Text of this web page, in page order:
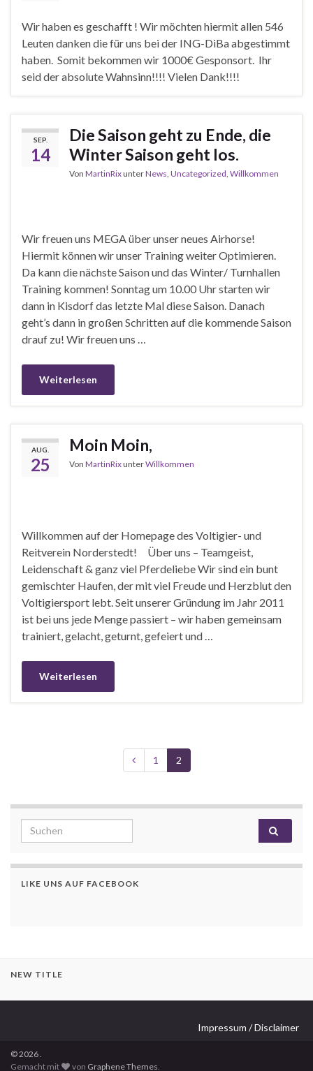
Wir haben es geschafft ! Wir möchten hiermit allen 546
Leuten danken die für uns bei der ING-DiBa abgestimmt
haben. Somit bekommen wir 1000€ Gesponsort. Ihr
seid der absolute Wahnsinn!!!! Vielen Dank!!!!
SEP.
14
Die Saison geht zu Ende, die
Winter Saison geht los.
Von MartinRixunterNews Uncategorized Willkommen
Wir freuen uns MEGA über unser neues Airhorse!
Hiermit können wir unser Training weiter Optimieren.
Da kann die nächste Saison und das Winter/ Turnhallen
Training kommen! Sonntag um 10.00 Uhr starten wir
dann in Kisdorf das letzte Mal diese Saison. Danach
geht’s dann in großen Schritten auf die kommende Saison
drauf zu! Wir freuen uns …
Weiterlesen
AUG.
25
Moin Moin,
Von MartinRixunterWillkommen
Willkommen auf der Homepage des Voltigier- und
Reitverein Norderstedt! Über uns – Teamgeist,
Leidenschaft & ganz viel Pferdeliebe Wir sind ein bunt
gemischter Haufen, der mit viel Freude und Herzblut den
Voltigiersport lebt. Seit unserer Gründung im Jahr 2011
ist bei uns jede Menge passiert – wir haben gemeinsam
trainiert, gelacht, geturnt, gefeiert und …
Weiterlesen
1 2
Search for:
LIKE UNS AUF FACEBOOK
NEW TITLE
Impressum / Disclaimer
© 2026 .
Gemacht mit
von Graphene Themes